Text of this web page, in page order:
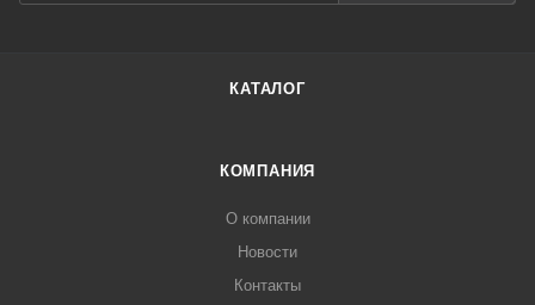
КАТАЛОГ
КОМПАНИЯ
О компании
Новости
Контакты